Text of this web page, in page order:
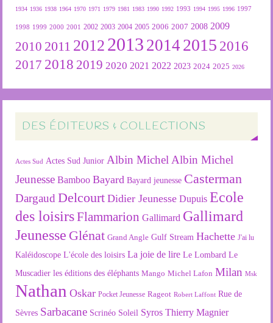
1934 1936 1938 1964 1970 1971 1979 1981 1983 1990 1992 1993 1994 1995 1996 1997
1998 1999 2000 2001 2002 2003 2004 2005 2006 2007 2008 2009
2010 2011 2012 2013 2014 2015 2016
2017 2018 2019 2020 2021 2022 2023 2024 2025 2026
DES ÉDITEURS & COLLECTIONS
Actes Sud Actes Sud Junior Albin Michel Albin Michel
Jeunesse Bamboo Bayard Bayard jeunesse Casterman
Dargaud Delcourt Didier Jeunesse Dupuis Ecole
des loisirsFlammarion Gallimard Gallimard
Jeunesse Glénat Grand Angle Gulf Stream Hachette J'ai lu
Kaléidoscope L'école des loisirs La joie de lire Le Lombard Le
Muscadier les éditions des éléphants Mango Michel Lafon Milan Msk
Nathan Oskar Pocket Jeunesse Rageot Robert Laffont Rue de
Sèvres Sarbacane Scrinéo Soleil Syros Thierry Magnier